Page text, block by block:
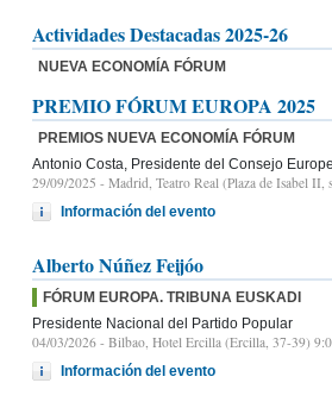
Actividades Destacadas 2025-26
NUEVA ECONOMÍA FÓRUM
PREMIO FÓRUM EUROPA 2025
PREMIOS NUEVA ECONOMÍA FÓRUM
Antonio Costa, Presidente del Consejo
29/09/2025 - Madrid, Teatro Real (Plaza de Isabel II,
Información del evento
Alberto Núñez Feijóo
FÓRUM EUROPA. TRIBUNA EUSKADI
Presidente Nacional del Partido Popular
04/03/2026 - Bilbao, Hotel Ercilla (Ercilla, 37-39)
Información del evento